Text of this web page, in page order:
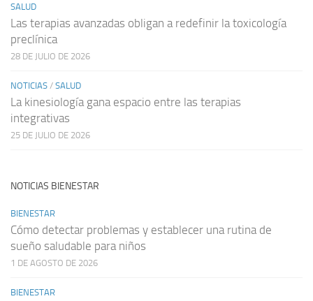
SALUD
Las terapias avanzadas obligan a redefinir la toxicología
preclínica
28 DE JULIO DE 2026
NOTICIAS / SALUD
La kinesiología gana espacio entre las terapias
integrativas
25 DE JULIO DE 2026
NOTICIAS BIENESTAR
BIENESTAR
Cómo detectar problemas y establecer una rutina de
sueño saludable para niños
1 DE AGOSTO DE 2026
BIENESTAR